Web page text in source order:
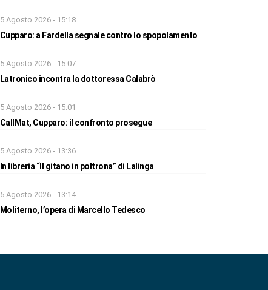
5 Agosto 2026 - 15:18
Cupparo: a Fardella segnale contro lo spopolamento
5 Agosto 2026 - 15:07
Latronico incontra la dottoressa Calabrò
5 Agosto 2026 - 15:01
CallMat, Cupparo: il confronto prosegue
5 Agosto 2026 - 13:36
In libreria “Il gitano in poltrona” di Lalinga
5 Agosto 2026 - 13:14
Moliterno, l’opera di Marcello Tedesco